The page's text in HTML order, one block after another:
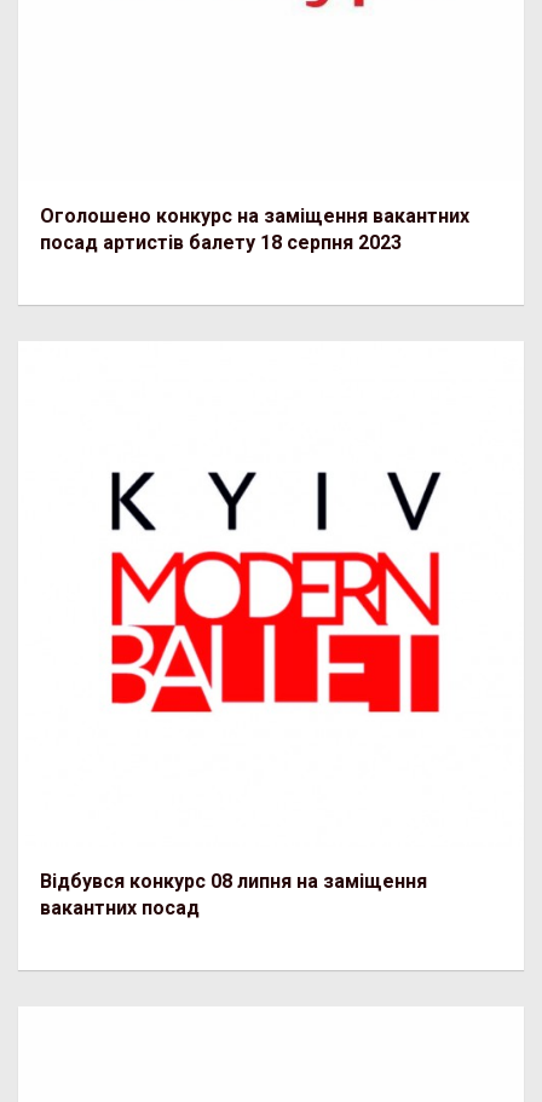
Оголошено конкурс на заміщення вакантних
посад артистів балету 18 серпня 2023
Відбувся конкурс 08 липня на заміщення
вакантних посад